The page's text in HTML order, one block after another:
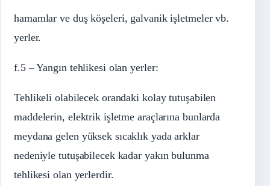
hamamlar ve duş köşeleri, galvanik işletmeler vb.
yerler.
f.5 – Yangın tehlikesi olan yerler:
Tehlikeli olabilecek orandaki kolay tutuşabilen
maddelerin, elektrik işletme araçlarına bunlarda
meydana gelen yüksek sıcaklık yada arklar
nedeniyle tutuşabilecek kadar yakın bulunma
tehlikesi olan yerlerdir.